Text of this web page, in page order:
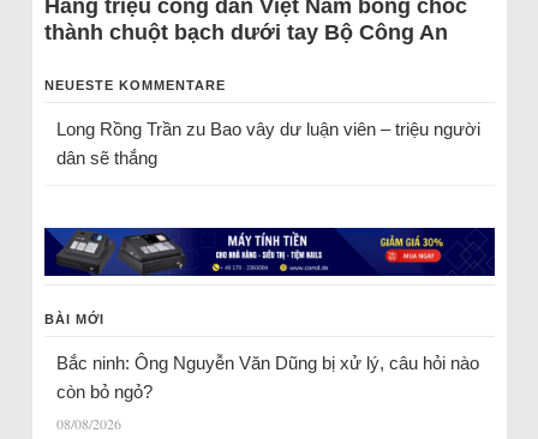
Hàng triệu công dân Việt Nam bỗng chốc
thành chuột bạch dưới tay Bộ Công An
NEUESTE KOMMENTARE
Long Rồng Trầnzu Bao vây dư luận viên – triệu người
dân sẽ thắng
BÀI MỚI
Bắc ninh: Ông Nguyễn Văn Dũng bị xử lý, câu hỏi nào
còn bỏ ngỏ?
08/08/2026